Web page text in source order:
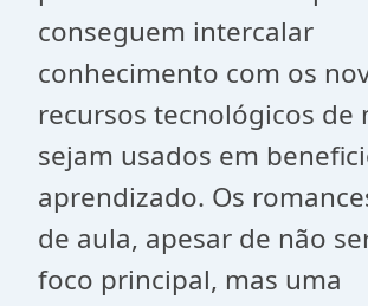
conseguem intercalar
conhecimento com os
recursos tecnológicos de
sejam usados em
aprendizado. Os
de aula, apesar de não
foco principal, mas uma